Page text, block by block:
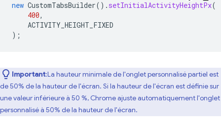
new CustomTabsBuilder(). setInitialActivityHeightPx(
400,
ACTIVITY_HEIGHT_FIXED
);
Important:La hauteur minimale de l'onglet personnalisé partiel est
de 50% de la hauteur de l'écran. Si la hauteur de l'écran est définie sur
une valeur inférieure à 50 %, Chrome ajuste automatiquement l'onglet
personnalisé à 50% de la hauteur de l'écran.